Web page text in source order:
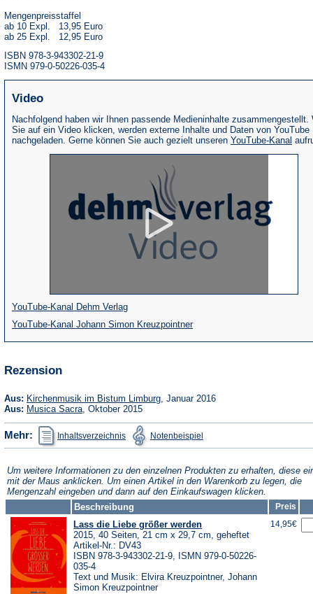
Mengenpreisstaffel
ab 10 Expl. 13,95 Euro
ab 25 Expl. 12,95 Euro
ISBN 978-3-943302-21-9
ISMN 979-0-50226-035-4
Video
Nachfolgend haben wir Ihnen passende Medieninhalte zusammengestellt.
Sie auf ein Video klicken, werden externe Inhalte und Daten von YouTube
nachgeladen. Gerne können Sie auch gezielt unseren YouTube-Kanal
YouTube-Kanal Dehm Verlag(Öffnet
in
einem
YouTube-Kanal Johann Simon Kreuzpointner(Öffnet
in
Tab)
Rezension
Aus: Kirchenmusik im Bistum Limburg(Öffnet
Tab)
, Januar 2016
Aus: Musica Sacra(Öffnet
neuen
Tab)
, Oktober 2015
Mehr: Inhaltsverzeichnis
(Öffnet
in
einem
Tab)
Notenbeispiel in
einem
Tab)
Um weitere Informationen zu den einzelnen Produkten zu erhalten, diese
mit der Maus anklicken. Um einen Artikel in den Warenkorb zu legen, die
Mengenzahl eingeben und dann auf den Einkaufswagen klicken.
Beschreibung
Preis
Lass die Liebe größer werden
2015, 40 Seiten, 21 cm x 29,7 cm, geheftet
Artikel-Nr.: DV43
ISBN 978-3-943302-21-9, ISMN 979-0-50226-
035-4
Text und Musik: Elvira Kreuzpointner, Johann
Simon Kreuzpointner
14,95€